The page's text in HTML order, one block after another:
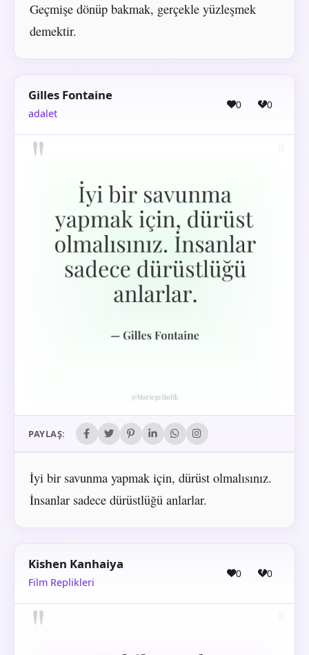
Geçmişe dönüp bakmak, gerçekle yüzleşmek
demektir.
Gilles Fontaine
adalet
0 0
PAYLAŞ:
İyi bir savunma yapmak için, dürüst olmalısınız.
İnsanlar sadece dürüstlüğü anlarlar.
Kishen Kanhaiya
Film Replikleri
0 0